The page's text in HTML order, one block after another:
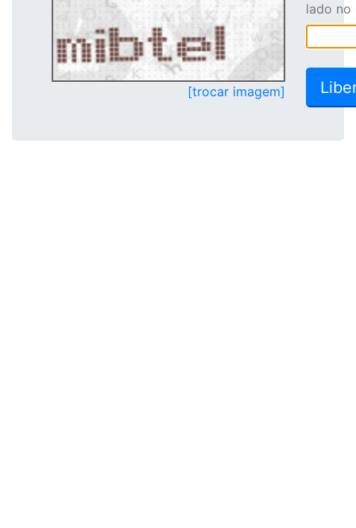
[trocar imagem]
lado no